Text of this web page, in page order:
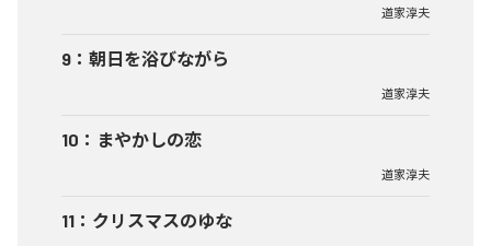
道家淳夫
9 ： 朝日を浴びながら
道家淳夫
10 ： まやかしの恋
道家淳夫
11 ： クリスマスのゆな